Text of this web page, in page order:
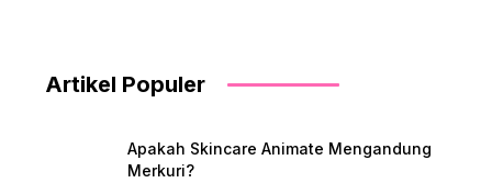
Artikel Populer
Apakah Skincare Animate Mengandung
Merkuri?